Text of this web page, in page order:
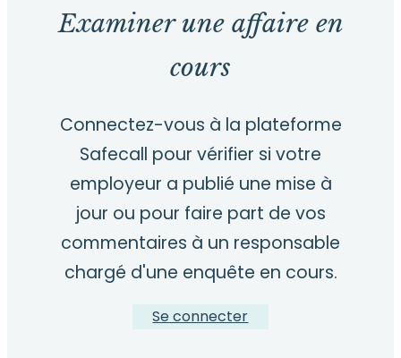
Examiner une affaire en
cours
Connectez-vous à la plateforme
Safecall pour vérifier si votre
employeur a publié une mise à
jour ou pour faire part de vos
commentaires à un responsable
chargé d'une enquête en cours.
Se connecter